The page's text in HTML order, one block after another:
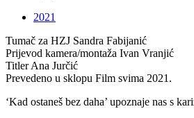
2021
Tumač za HZJ Sandra Fabijanić
Prijevod kamera/montaža Ivan Vranjić
TitlerAna Jurčić
Prevedeno u sklopu Film svima 2021.
‘Kad ostaneš bez daha’ upoznaje nas s